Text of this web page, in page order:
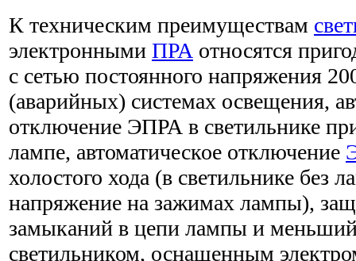
К техническим преимуществам
электронными ПРА относятся
с сетью постоянного напряжения
(аварийных) системах освещения,
отключение ЭПРА в светильнике
лампе, автоматическое отключение
холостого хода (в светильнике без
напряжение на зажимах лампы),
замыканий в цепи лампы и
светильником, оснащенным